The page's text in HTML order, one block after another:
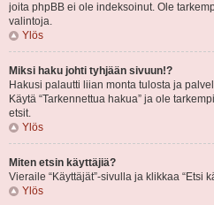
joita phpBB ei ole indeksoinut. Ole
valintoja.
Ylös
Miksi haku johti tyhjään sivuun!?
Hakusi palautti liian monta tulosta ja
Käytä “Tarkennettua hakua” ja ole
etsit.
Ylös
Miten etsin käyttäjiä?
Vieraile “Käyttäjät”-sivulla ja klikkaa “Etsi
Ylös